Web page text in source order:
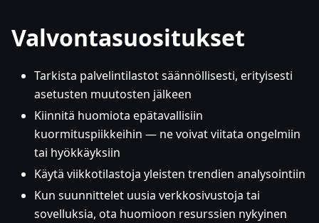
Valvontasuositukset
Tarkista palvelintilastot säännöllisesti, erityisesti
asetusten muutosten jälkeen
Kiinnitä huomiota epätavallisiin
kuormituspiikkeihin — ne voivat viitata ongelmiin
tai hyökkäyksiin
Käytä viikkotilastoja yleisten trendien analysointiin
Kun suunnittelet uusia verkkosivustoja tai
sovelluksia, ota huomioon resurssien nykyinen